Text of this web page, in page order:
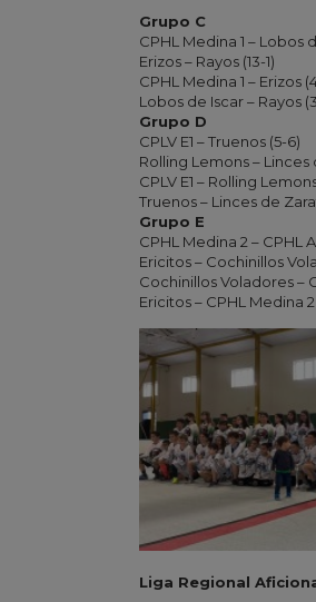
Grupo C
CPHL Medina 1 – Lobos
Erizos – Rayos (13-1)
CPHL Medina 1 – Erizos
Lobos de Iscar – Rayos
Grupo D
CPLV E1 – Truenos (5-6)
Rolling Lemons – Linces
CPLV E1 – Rolling
Truenos – Linces de
Grupo E
CPHL Medina 2 – CPHL
Ericitos – Cochinillos
Cochinillos Voladores –
Ericitos – CPHL Medina
Liga Regional